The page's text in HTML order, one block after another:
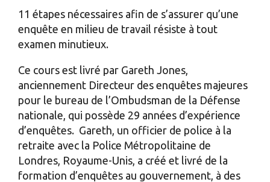
11 étapes nécessaires afin de s’assurer qu’une
enquête en milieu de travail résiste à tout
examen minutieux.
Ce cours est livré par Gareth Jones,
anciennement Directeur des enquêtes majeures
pour le bureau de l’Ombudsman de la Défense
nationale, qui possède 29 années d’expérience
d’enquêtes. Gareth, un officier de police à la
retraite avec la Police Métropolitaine de
Londres, Royaume-Unis, a créé et livré de la
formation d’enquêtes au gouvernement, à des